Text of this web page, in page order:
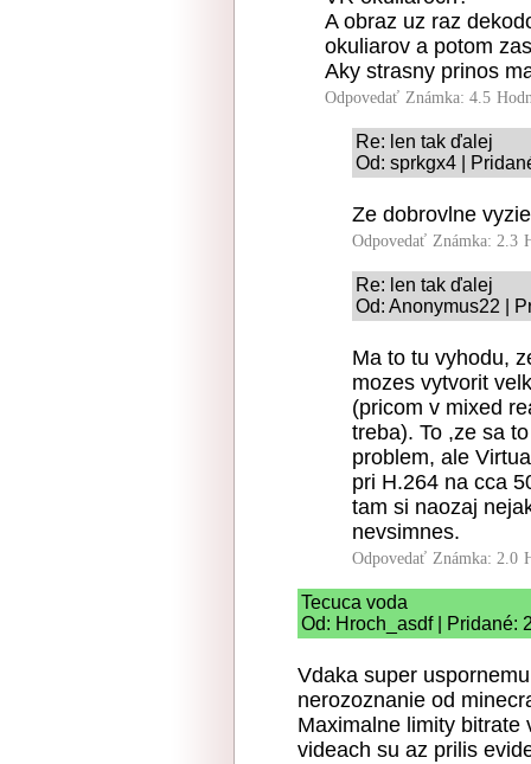
A obraz uz raz
okuliarov a potom
Aky strasny prinos
Odpovedať Známka: 4.5
Re: len tak ďalej
Od: sprkgx4 |
Ze dobrovlne
Odpovedať Známka: 2.3
Re: len tak ďalej
Od: Anonymus22 |
Ma to tu vyhodu,
mozes vytvorit
(pricom v mixed
treba). To ,ze sa
problem, ale
pri H.264 na cca
tam si naozaj
nevsimnes.
Odpovedať Známka: 2.0
Tecuca voda
Od: Hroch_asdf | Pridané:
Vdaka super
nerozoznanie od
Maximalne limity bitrate
videach su az prilis